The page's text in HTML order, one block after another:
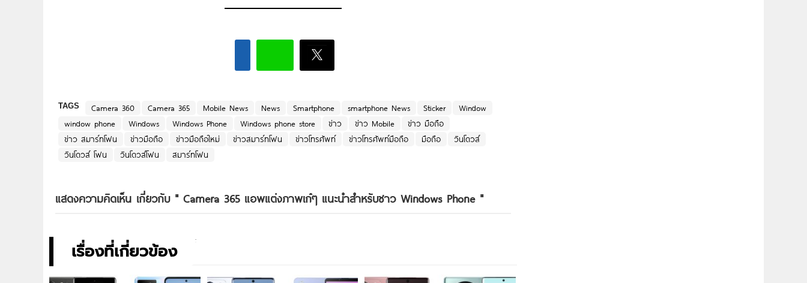
TAGS Camera 360 Camera 365 Mobile News News Smartphone smartphone News Sticker
Window
window phone
Windows Windows Phone Windows phone store ข่าว ข่าว Mobile
ข่าว มือถือ
ข่าว สมาร์ทโฟน
ข่าวมือถือ ข่าวมือถือใหม่ ข่าวสมาร์ทโฟน ข่าวโทรศัพท์ ข่าวโทรศัพท์มือถือ มือถือ
วินโดวส์
วินโดวส์ โฟน
วินโดวส์โฟน สมาร์ทโฟน
แสดงความคิดเห็น เกี่ยวกับ " Camera 365 แอพแต่งภาพเก๋ๆ แนะนำสำหรับชาว Windows Phone"
เรื่องที่เกี่ยวข้อง